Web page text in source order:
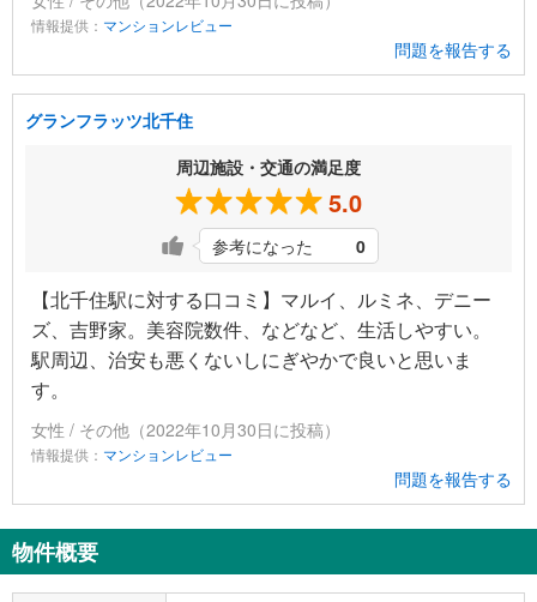
情報提供： マンションレビュー
問題を報告する
グランフラッツ北千住
周辺施設・交通の満足度
5.0
参考になった 0
【北千住駅に対する口コミ】マルイ、ルミネ、デニー
ズ、吉野家。美容院数件、などなど、生活しやすい。
駅周辺、治安も悪くないしにぎやかで良いと思いま
す。
女性 / その他（2022年10月30日に投稿）
情報提供： マンションレビュー
問題を報告する
物件概要